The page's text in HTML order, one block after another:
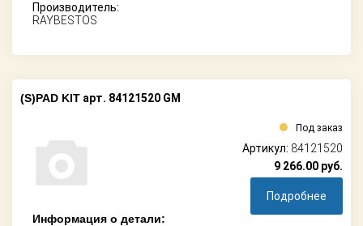
Производитель:
RAYBESTOS
(S)PAD KIT арт. 84121520 GM
Информация о детали:
Под заказ
Артикул: 84121520
9 266.00 руб.
Подробнее